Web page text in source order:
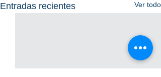
Entradas recientes Ver todo